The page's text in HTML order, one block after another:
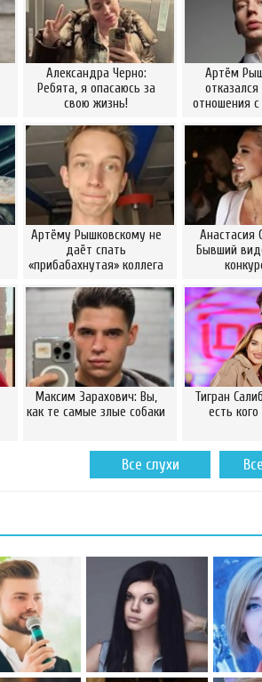
Александра Черно:
Ребята, я опасаюсь за
свою жизнь!
Артём
отношения с
Артёму Рышковскому не
даёт спать
«прибабахнутая» коллега
Анастасия
Бывший
Максим Зарахович: Вы,
как те самые злые собаки
Тигран
есть
Все слухи